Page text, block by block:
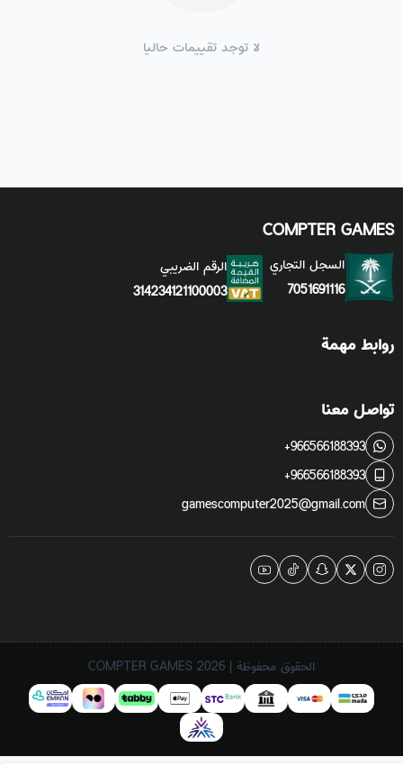
لا توجد تقييمات حاليا
COMPTER GAMES
السجل التجاري
7051691116
الرقم الضريبي
314234121100003
روابط مهمة
تواصل معنا
+966566188393
+966566188393
gamescomputer2025@gmail.com
الحقوق محفوظة | 2026 COMPTER GAMES